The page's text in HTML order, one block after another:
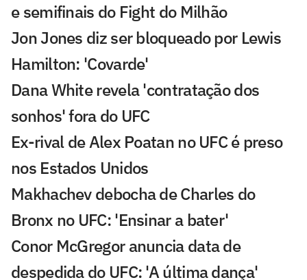
e semifinais do Fight do Milhão
Jon Jones diz ser bloqueado por Lewis
Hamilton: 'Covarde'
Dana White revela 'contratação dos
sonhos' fora do UFC
Ex-rival de Alex Poatan no UFC é preso
nos Estados Unidos
Makhachev debocha de Charles do
Bronx no UFC: 'Ensinar a bater'
Conor McGregor anuncia data de
despedida do UFC: 'A última dança'